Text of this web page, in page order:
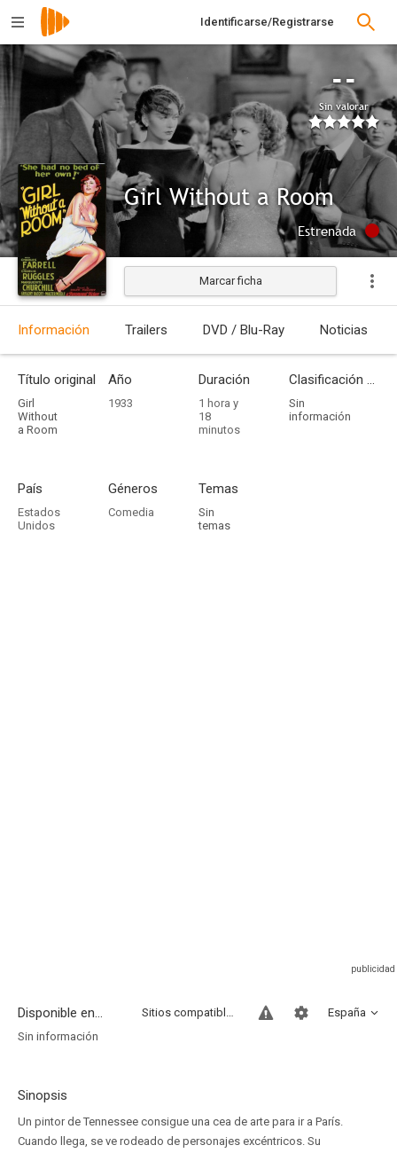
Identificarse/Registrarse
--
Sin valorar
Girl Without a Room
Estrenada
Marcar ficha
Información Trailers DVD / Blu-Ray Noticias
Título original
Girl
Without
a Room
Año
1933
Duración
1 hora y
18
minutos
Clasificación por edades
Sin
información
País
Estados
Unidos
Géneros
Comedia
Temas
Sin
temas
Disponible en... España
Sitios compatibles
Sin información
Sinopsis
Un pintor de Tennessee consigue una cea de arte para ir a París.
Cuando llega, se ve rodeado de personajes excéntricos. Su